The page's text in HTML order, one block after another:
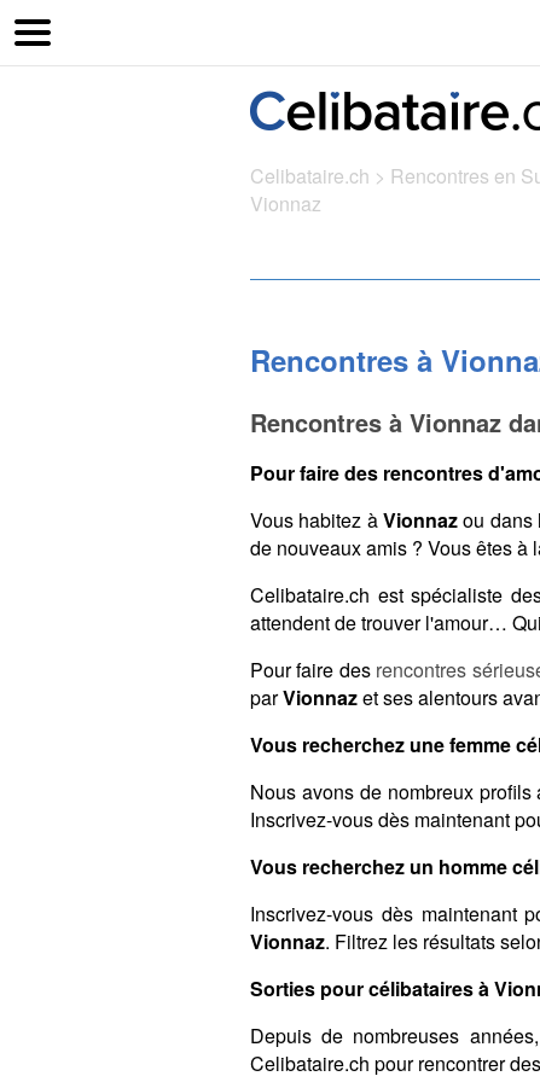
Celibataire.ch > Rencontres en
Vionnaz
Rencontres à
Rencontres à Vionnaz
Pour faire des rencontres
Vous habitez àVionnazou dans
de nouveaux amis ? Vous êtes à
Celibataire.ch est spécialiste
attendent de trouver l'amour…
Pour faire des rencontres
parVionnazet ses alentours
Vous recherchez une femme
Nous avons de nombreux
Inscrivez-vous dès maintenant
Vous recherchez un homme
Inscrivez-vous dès maintenant
Vionnaz. Filtrez les résultats
Sorties pour célibataires à
Depuis de nombreuses
Celibataire.ch pour rencontrer